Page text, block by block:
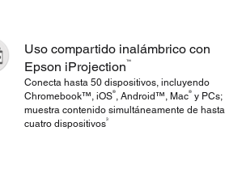
Uso compartido inalámbrico con
Epson iProjection™
Conecta hasta 50 dispositivos, incluyendo
Chromebook™, iOS®, Android™, Mac®y PCs;
muestra contenido simultáneamente de hasta
cuatro dispositivos3